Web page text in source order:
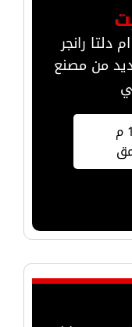
رانجر
من مصنع